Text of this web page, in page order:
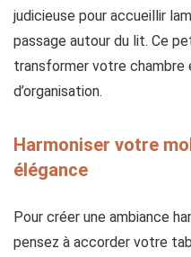
judicieuse pour accueillir
passage autour du lit. Ce
transformer votre chambre
d’organisation.
Harmoniser votre
élégance
Pour créer une ambiance
pensez à accorder votre